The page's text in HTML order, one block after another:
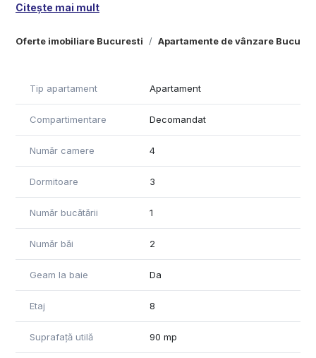
Oferte imobiliare Bucuresti Apartamente de vânzare
Apartamentul are 4 camere si este decomandat, avand doua
o debara. Se bucura de priveliste spre bulevard, fiind ferit
si utilat, fiind dotat cu boiler, masina de spalat vase si aparat
de aer conditionat.
Pentru mai multe detalii sau vizionari, ne puteti contacta.
Citește mai mult
Tip apartament Apartament
Compartimentare Decomandat
Număr camere 4
Dormitoare 3
Număr bucătării 1
Număr băi 2
Geam la baie Da
Etaj 8
Suprafață utilă 90 mp